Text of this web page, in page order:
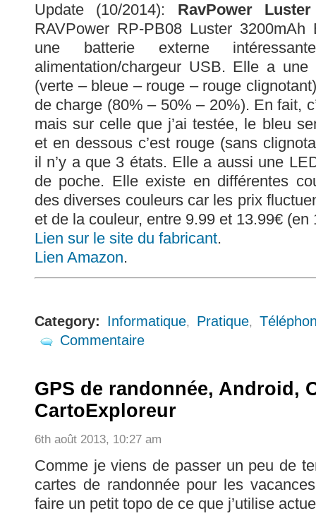
Update (10/2014): RavPower
RAVPower RP-PB08 Luster 3200mAh
une batterie externe
alimentation/chargeur USB. Elle a
(verte – bleue – rouge – rouge
de charge (80% – 50% – 20%). En fait,
mais sur celle que j’ai testée, le bleu
et en dessous c’est rouge (sans
il n’y a que 3 états. Elle a aussi une
de poche. Elle existe en différentes
des diverses couleurs car les prix
et de la couleur, entre 9.99 et 13.99€ (en
Lien sur le site du fabricant.
Lien Amazon.
Category: Informatique, Pratique,
Commentaire
GPS de randonnée, Android,
CartoExploreur
6th août 2013, 10:27 am
Comme je viens de passer un peu de
cartes de randonnée pour les
faire un petit topo de ce que j’utilise